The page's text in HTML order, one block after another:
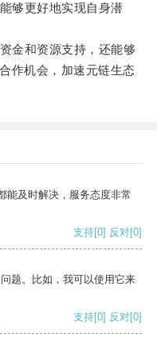
更好地实现自身潜
和资源支持，还能够
作机会，加速元链生态
能及时解决，服务态度非常
支持[0] 反对[0]
题。比如，我可以使用它来
支持[0] 反对[0]